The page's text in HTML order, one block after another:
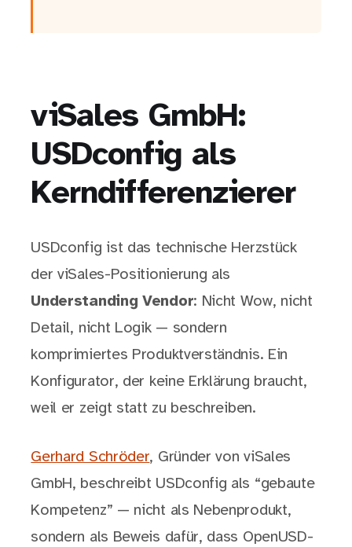
viSales GmbH:
USDconfig als
Kerndifferenzierer
USDconfig ist das technische Herzstück
der viSales-Positionierung als
Understanding Vendor: Nicht Wow, nicht
Detail, nicht Logik — sondern
komprimiertes Produktverständnis. Ein
Konfigurator, der keine Erklärung braucht,
weil er zeigt statt zu beschreiben.
Gerhard Schröder, Gründer von viSales
GmbH, beschreibt USDconfig als “gebaute
Kompetenz” — nicht als Nebenprodukt,
sondern als Beweis dafür, dass OpenUSD-